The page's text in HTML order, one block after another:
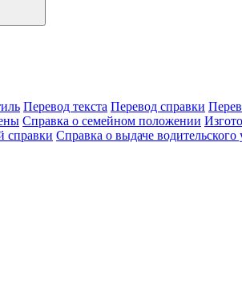
Перевод текста Перевод справки
Справка о семейном положении
справки Справка о выдаче водительского